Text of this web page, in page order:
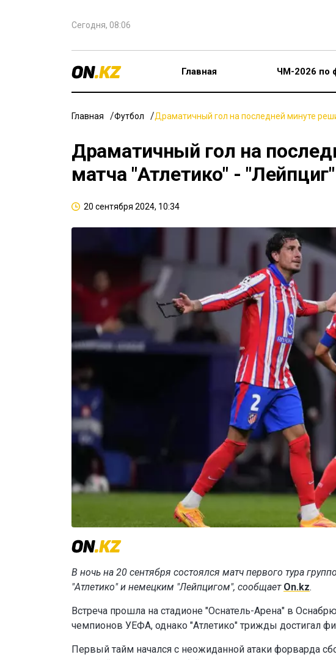
Сегодня, 08:06
Главная ЧМ-2026 по
Главная Футбол Драматичный гол на последней минуте
Драматичный гол на
матча "Атлетико" - "Лейпциг"
20 сентября 2024, 10:34
В ночь на 20 сентября состоялся матч первого тура
"Атлетико" и немецким "Лейпцигом", сообщает On.kz.
Встреча прошла на стадионе "Оснатель-Арена" в
чемпионов УЕФА, однако "Атлетико" трижды достигал
Первый тайм начался с неожиданной атаки форварда